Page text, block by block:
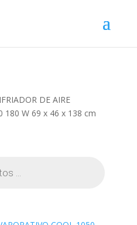
DE AIRE
180 W 69 x 46 x 138 cm